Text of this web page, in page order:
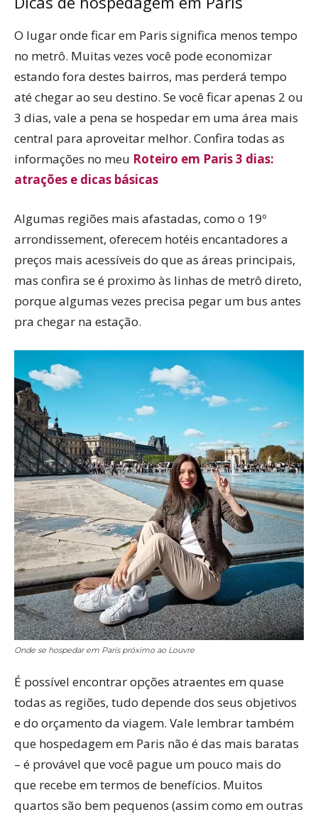
O lugar onde ficar em Paris significa menos tempo
no metrô. Muitas vezes você pode economizar
estando fora destes bairros, mas perderá tempo
até chegar ao seu destino. Se você ficar apenas 2 ou
3 dias, vale a pena se hospedar em uma área mais
central para aproveitar melhor. Confira todas as
informações no meu Roteiro em Paris 3 dias:
atrações e dicas básicas
Algumas regiões mais afastadas, como o 19º
arrondissement, oferecem hotéis encantadores a
preços mais acessíveis do que as áreas principais,
mas confira se é proximo às linhas de metrô direto,
porque algumas vezes precisa pegar um bus antes
pra chegar na estação.
Onde se hospedar em Paris próximo ao Louvre
É possível encontrar opções atraentes em quase
todas as regiões, tudo depende dos seus objetivos
e do orçamento da viagem. Vale lembrar também
que hospedagem em Paris não é das mais baratas
– é provável que você pague um pouco mais do
que recebe em termos de benefícios. Muitos
quartos são bem pequenos (assim como em outras